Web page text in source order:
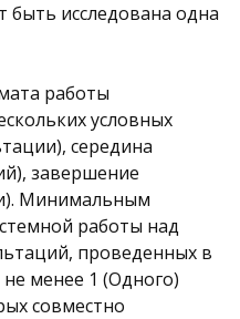
исследована одна
работы
условных
середина
завершение
Минимальным
работы над
проведенных в
менее 1 (Одного)
совместно